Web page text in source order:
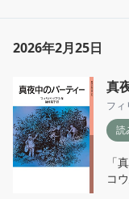
2026年2月25日
真
フィ
読
「
コ